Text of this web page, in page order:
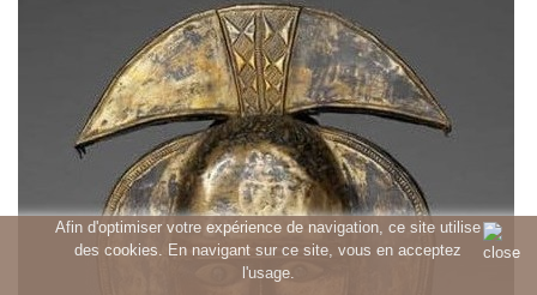
Afin d'optimiser votre expérience de navigation, ce site utilise
des cookies. En navigant sur ce site, vous en acceptez
l'usage.